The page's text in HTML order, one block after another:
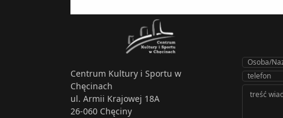
Centrum Kultury i Sportu w
Chęcinach
ul. Armii Krajowej 18A
26-060 Chęciny